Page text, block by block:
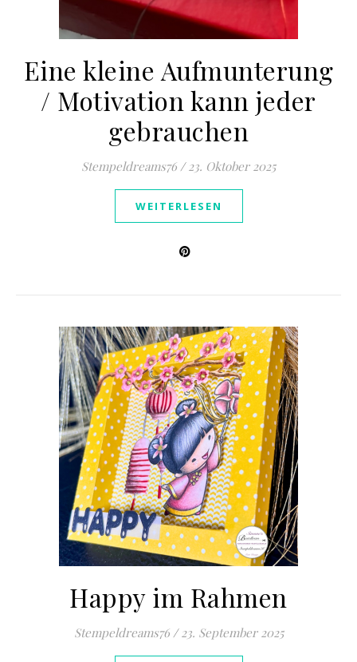
Eine kleine Aufmunterung
/ Motivation kann jeder
gebrauchen
Stempeldreams76 / 23. Oktober 2025
WEITERLESEN
Happy im Rahmen
Stempeldreams76 / 23. September 2025